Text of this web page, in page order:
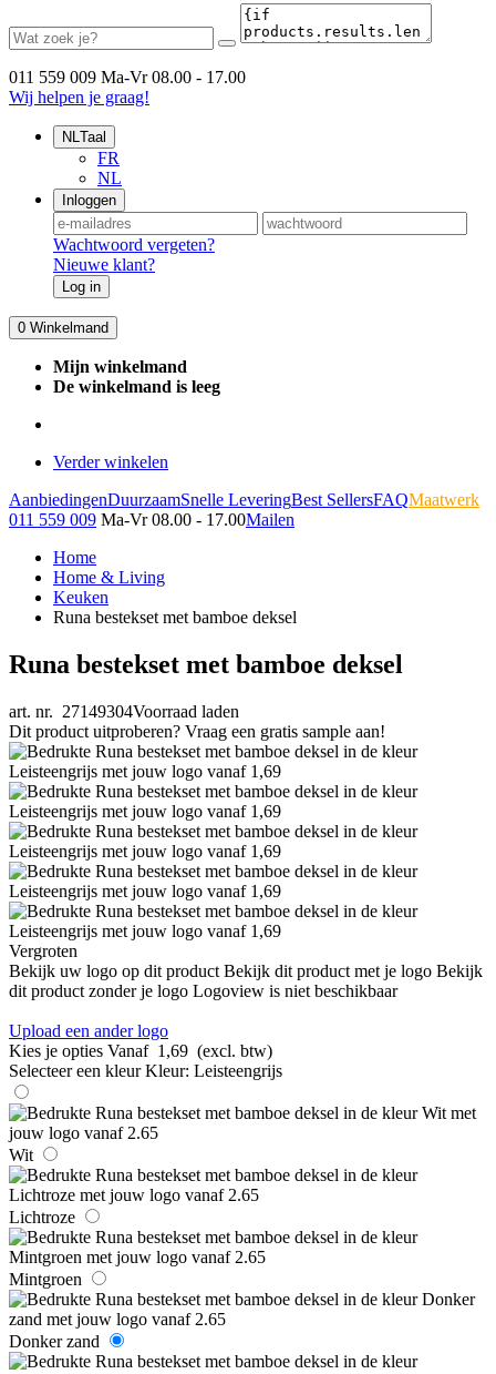
011 559 009 Ma-Vr 08.00 - 17.00
Wij helpen je graag!
NLTaal
FR
NL
Inloggen
Wachtwoord vergeten?
Nieuwe klant?
Log in
0 Winkelmand
Mijn winkelmand
De winkelmand is leeg
Verder winkelen
AanbiedingenDuurzaamSnelle LeveringBest SellersFAQMaatwerk
011 559 009 Ma-Vr 08.00 - 17.00Mailen
Home
Home & Living
Keuken
Runa bestekset met bamboe deksel
Runa bestekset met bamboe deksel
art. nr. 27149304Voorraad laden
Dit product uitproberen? Vraag een gratis sample aan!
Vergroten
Bekijk uw logo op dit product Bekijk dit product met je logo Bekijk
dit product zonder je logo Logoview is niet beschikbaar
Upload een ander logo
Kies je opties Vanaf 1,69 (excl. btw)
Selecteer een kleur Kleur: Leisteengrijs
Wit
Lichtroze
Mintgroen
Donker zand